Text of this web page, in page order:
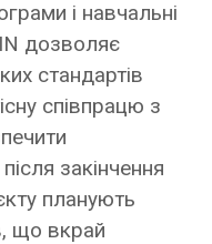
і навчальні
дозволяє
стандартів
співпрацю з
закінчення
планують
що вкрай